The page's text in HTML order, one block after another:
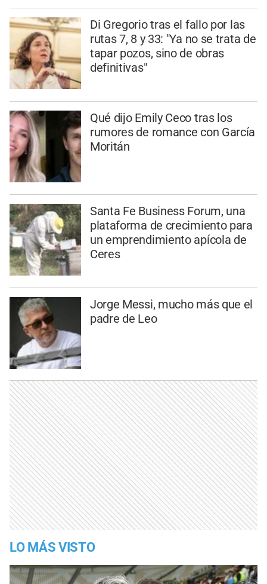
Di Gregorio tras el fallo por las
rutas 7, 8 y 33: "Ya no se trata de
tapar pozos, sino de obras
definitivas"
Qué dijo Emily Ceco tras los
rumores de romance con García
Moritán
Santa Fe Business Forum, una
plataforma de crecimiento para
un emprendimiento apícola de
Ceres
Jorge Messi, mucho más que el
padre de Leo
LO MÁS VISTO